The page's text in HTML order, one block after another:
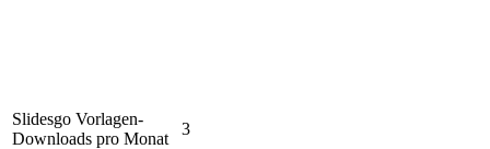
Slidesgo Vorlagen-
Downloads pro Monat
3